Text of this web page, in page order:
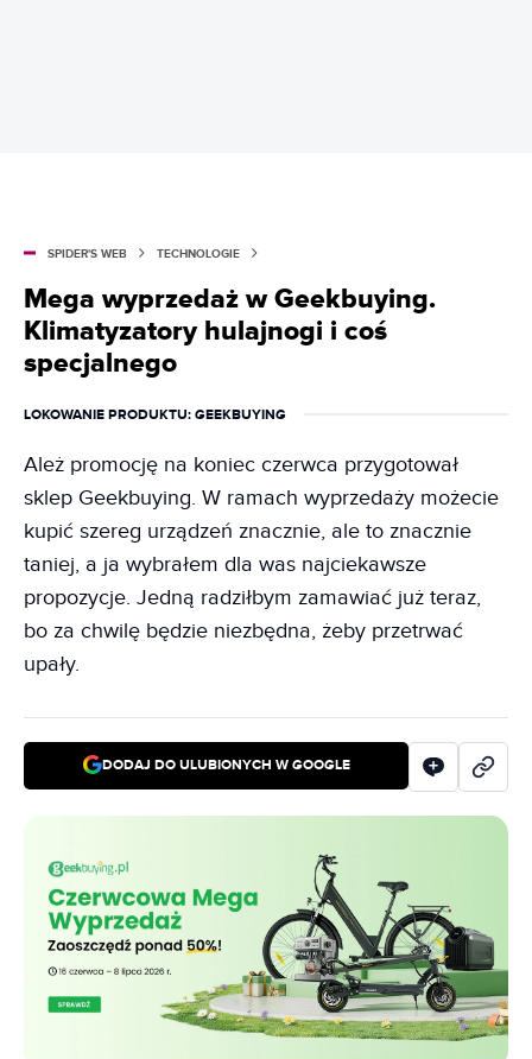
SPIDER'S WEB TECHNOLOGIE
Mega wyprzedaż w Geekbuying.
Klimatyzatory hulajnogi i coś
specjalnego
LOKOWANIE PRODUKTU: GEEKBUYING
Ależ promocję na koniec czerwca przygotował
sklep Geekbuying. W ramach wyprzedaży możecie
kupić szereg urządzeń znacznie, ale to znacznie
taniej, a ja wybrałem dla was najciekawsze
propozycje. Jedną radziłbym zamawiać już teraz,
bo za chwilę będzie niezbędna, żeby przetrwać
upały.
DODAJ DO ULUBIONYCH W GOOGLE